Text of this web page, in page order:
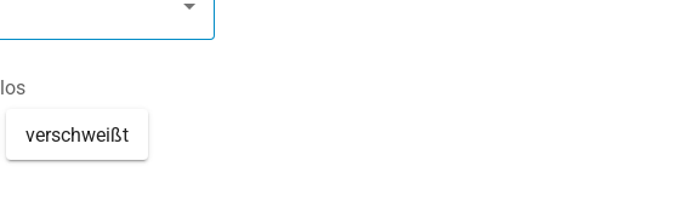
verschweißt